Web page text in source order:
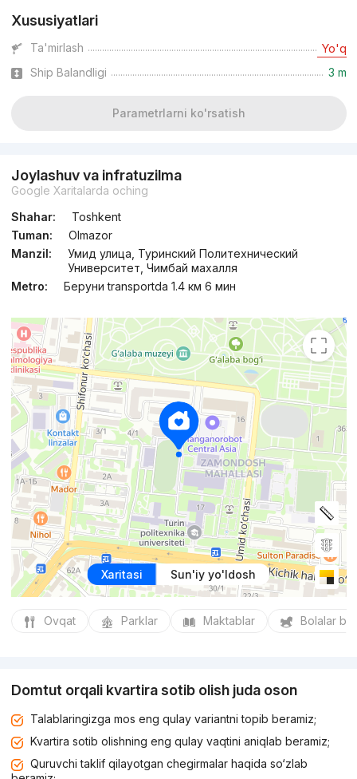
Xususiyatlari
Ta'mirlash Yo'q
Ship Balandligi 3 m
Parametrlarni ko'rsatish
Joylashuv va infratuzilma
Google Xaritalarda oching
Shahar:
Toshkent
Tuman:
Olmazor
Manzil:
Умид улица, Туринский Политехнический
Университет, Чимбай махалля
Metro:
Беруни transportda 1.4 км 6 мин
Xaritasi Sun'iy yo'ldosh
Ovqat Parklar Maktablar Bolalar
Domtut orqali kvartira sotib olish juda oson
Talablaringizga mos eng qulay variantni topib beramiz;
Kvartira sotib olishning eng qulay vaqtini aniqlab beramiz;
Quruvchi taklif qilayotgan chegirmalar haqida so‘zlab